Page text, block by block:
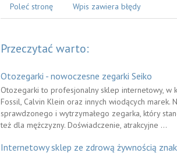
Poleć stronę Wpis zawiera błędy
Przeczytać warto:
Otozegarki - nowoczesne zegarki Seiko
Otozegarki to profesjonalny sklep internetowy, w
Fossil, Calvin Klein oraz innych wiodących marek.
sprawdzonego i wytrzymałego zegarka, który
też dla mężczyzny. Doświadczenie, atrakcyjne ...
Internetowy sklep ze zdrową żywnością